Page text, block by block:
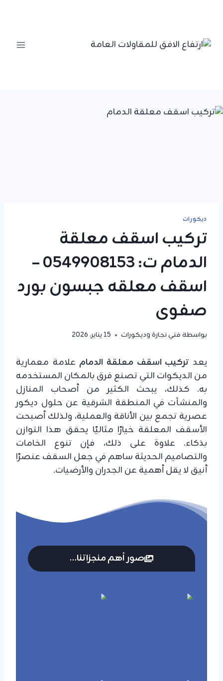
ديكورات
تركيب اسقف معلقة
الدمام ت: 0549908153 –
اسقف معلقه جبسون بورد
صفوى
بواسطةفني نجارة وديكورات 15 يناير، 2026
يعد تركيب اسقف معلقة الدمام علامة معمارية
من الديكوات التي تصنع فرق بالمكان المستخدمه
به. كذلك، يبحث الكثير من أصحاب المنازل
والمنشآت في المنطقة الشرقية عن حلول ديكور
عصرية تجمع بين الأناقة والعملية، ولذلك أصبحت
الأسقف المعلقة خيارًا مثاليًا يحقق هذا التوازن
بذكاء. علاوة على ذلك، فإن تنوع الخامات
والتصاميم الحديثة ساهم في جعل السقف عنصرًا
أنيق لا يقل أهمية عن الجدران والأرضيات.
صور أهم منجزاتنا…